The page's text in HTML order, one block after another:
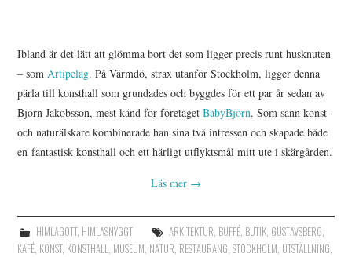
Ibland är det lätt att glömma bort det som ligger precis runt husknuten
– som Artipelag. På Värmdö, strax utanför Stockholm, ligger denna
pärla till konsthall som grundades och byggdes för ett par år sedan av
Björn Jakobsson, mest känd för företagetBabyBjörn. Som sann konst-
och naturälskare kombinerade han sina två intressen och skapade både
en fantastisk konsthall och ett härligt utflyktsmål mitt ute i skärgården.
Läs mer →
HIMLAGOTT, HIMLASNYGGT ARKITEKTUR BUFFÉ, BUTIK, GUSTAVSBERG
KAFÉ KONST, KONSTHALL MUSEUM NATUR RESTAURANG ,STOCKHOLM UTSTÄLLNING